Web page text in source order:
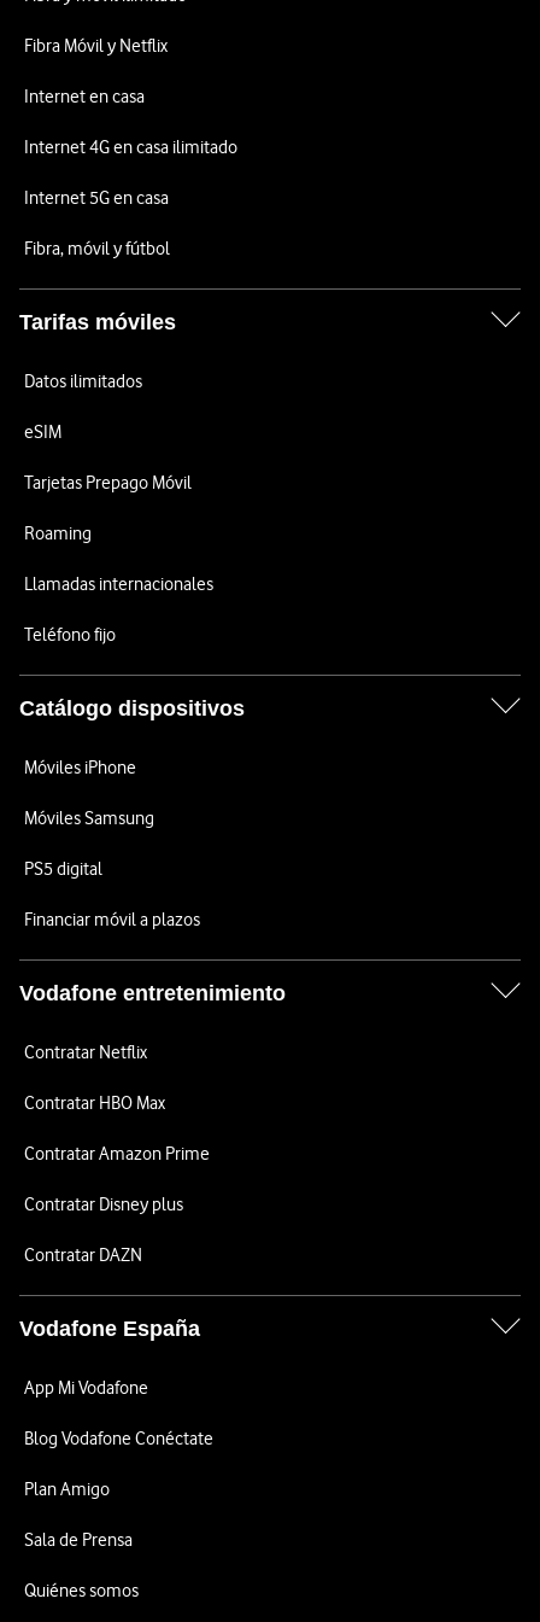
Fibra Móvil y Netflix
Internet en casa
Internet 4G en casa ilimitado
Internet 5G en casa
Fibra, móvil y fútbol
Tarifas móviles
Datos ilimitados
eSIM
Tarjetas Prepago Móvil
Roaming
Llamadas internacionales
Teléfono fijo
Catálogo dispositivos
Móviles iPhone
Móviles Samsung
PS5 digital
Financiar móvil a plazos
Vodafone entretenimiento
Contratar Netflix
Contratar HBO Max
Contratar Amazon Prime
Contratar Disney plus
Contratar DAZN
Vodafone España
App Mi Vodafone
Blog Vodafone Conéctate
Plan Amigo
Sala de Prensa
Quiénes somos